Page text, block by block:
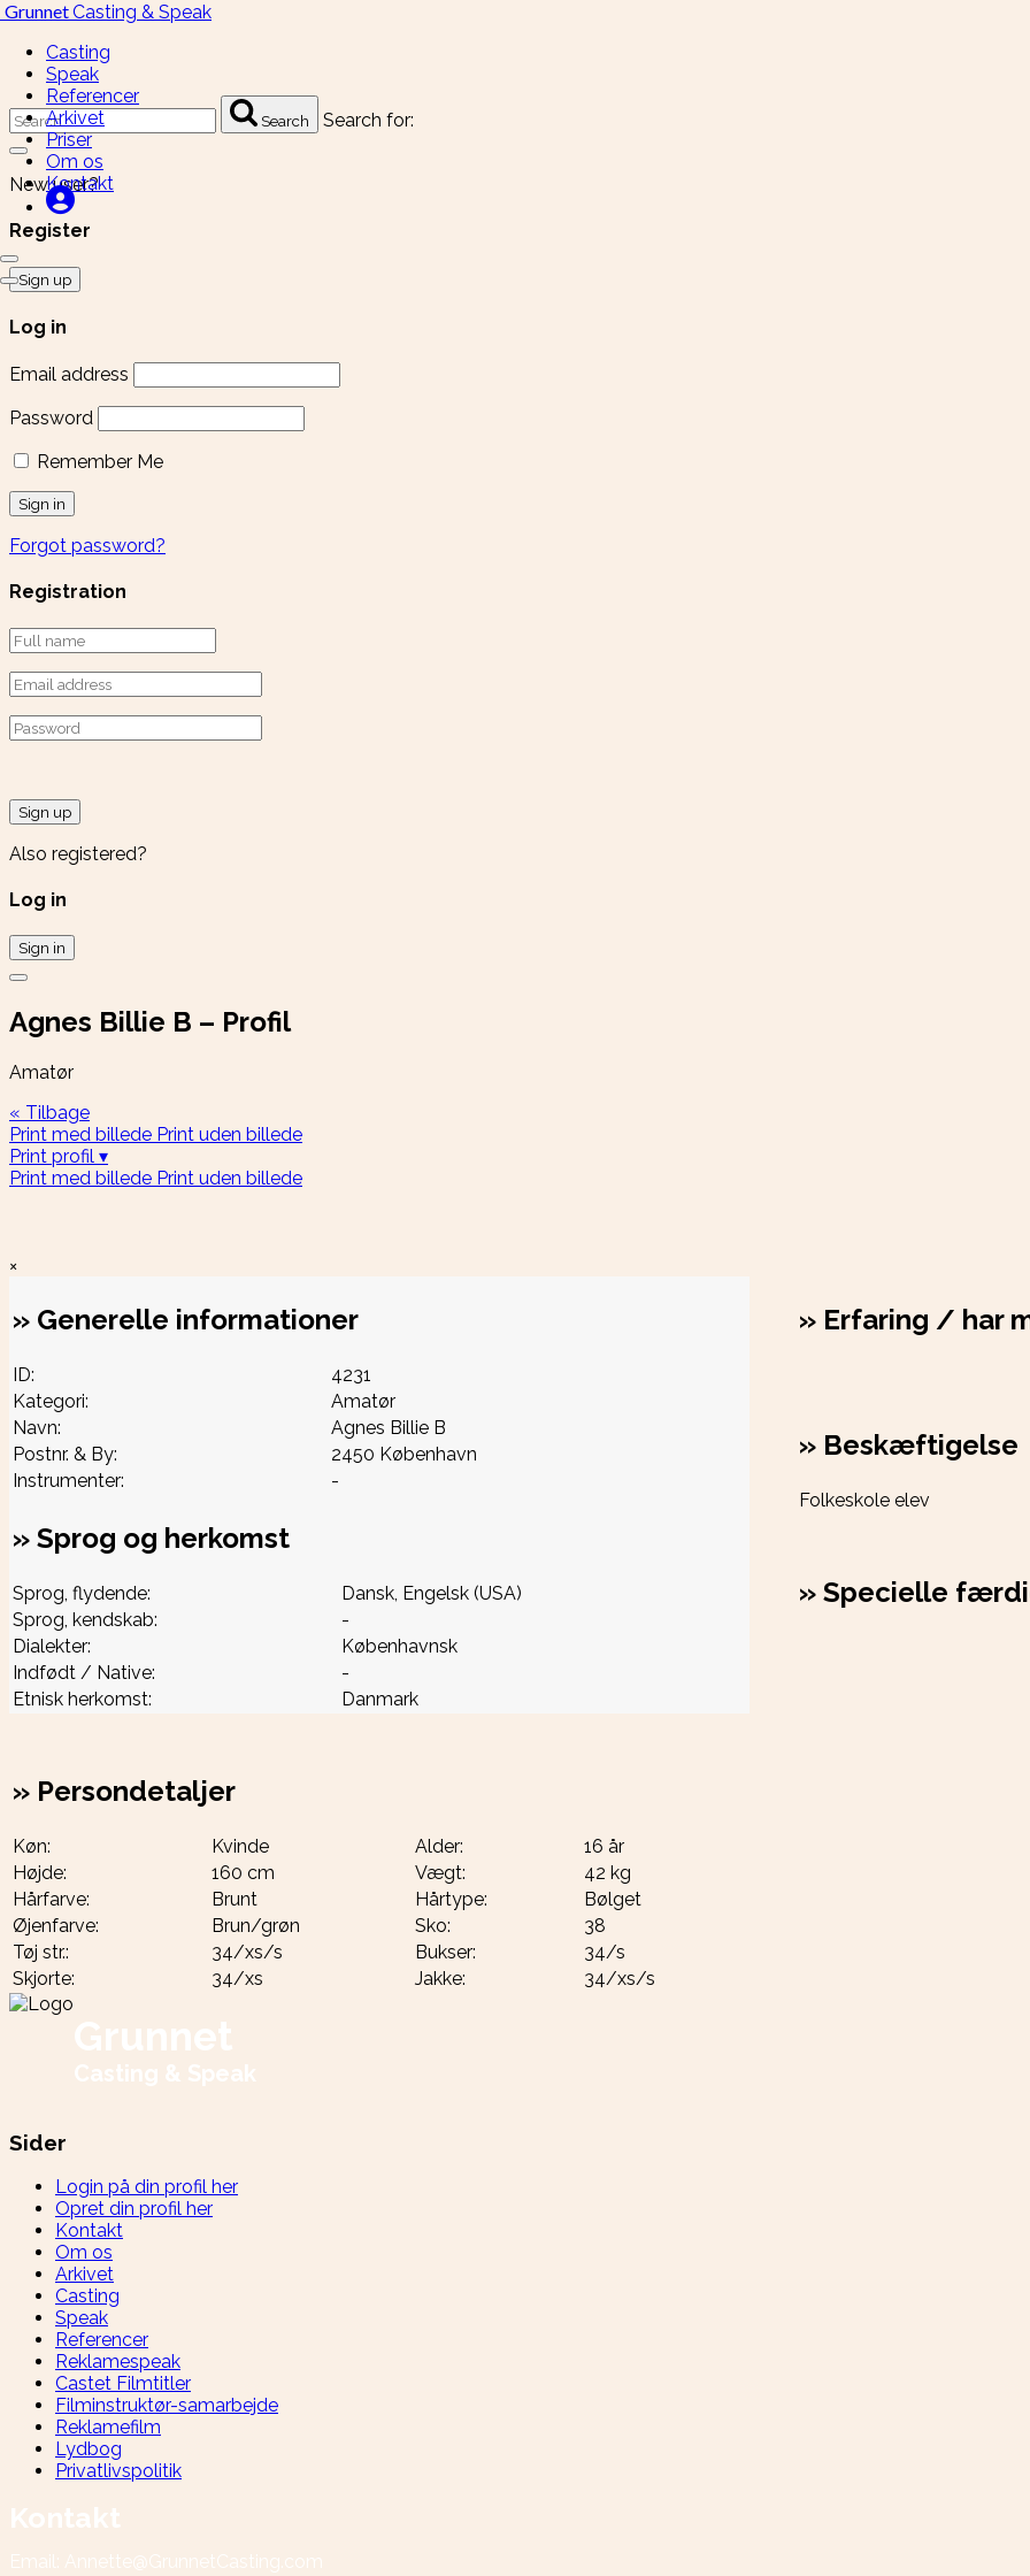
Search Search for:
New user?
Register
Sign up
Log in
Email address
Password
Remember Me
Forgot password?
Registration
Sign up
Also registered?
Log in
Sign in
GrunnetCasting & Speak
Casting
Speak
Referencer
Arkivet
Priser
Om os
Kontakt
Agnes Billie B – Profil
Amatør
« Tilbage
Print med billede Print uden billede
Print profil ▾
Print med billede Print uden billede
×
» Generelle informationer
ID:
4231
Kategori:
Amatør
Navn:
Agnes Billie B
Postnr. & By:
2450 København
Instrumenter:
-
» Sprog og herkomst
Sprog, flydende:
Dansk, Engelsk (USA)
Sprog, kendskab:
-
Dialekter:
Københavnsk
Indfødt / Native:
-
Etnisk herkomst:
Danmark
» Persondetaljer
Køn: Kvinde Alder:
16 år
Højde:
160 cm Vægt:
42 kg
Hårfarve:
Brunt Hårtype:
Bølget
Øjenfarve:
Brun/grøn Sko:
38
Tøj str.:
34/xs/s Bukser:
34/s
Skjorte:
34/xs Jakke: 34/xs/s
» Erfaring / har
» Beskæftigelse
Folkeskole elev
» Specielle
Grunnet
Casting & Speak
Sider
Login på din profil her
Opret din profil her
Kontakt
Om os
Arkivet
Casting
Speak
Referencer
Reklamespeak
Castet Filmtitler
Filminstruktør-samarbejde
Reklamefilm
Lydbog
Privatlivspolitik
Kontakt
Email: Annette@GrunnetCasting.com